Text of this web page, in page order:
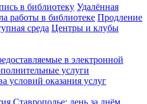
в библиотеку Удалённая
работы в библиотеке Продление
среда Центры и клубы
в электронной
услуги
условий оказания услуг
Ставрополье: день за днём